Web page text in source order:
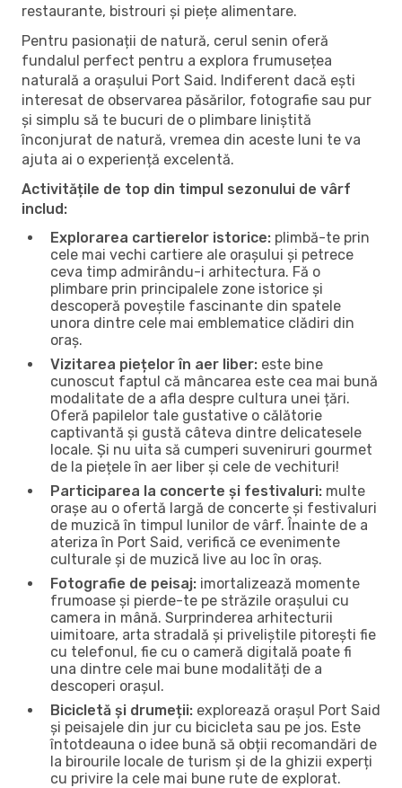
restaurante, bistrouri și piețe alimentare.
Pentru pasionații de natură, cerul senin oferă
fundalul perfect pentru a explora frumusețea
naturală a orașului Port Said. Indiferent dacă ești
interesat de observarea păsărilor, fotografie sau pur
și simplu să te bucuri de o plimbare liniștită
înconjurat de natură, vremea din aceste luni te va
ajuta ai o experiență excelentă.
Activitățile de top din timpul sezonului de vârf
includ:
Explorarea cartierelor istorice: plimbă-te prin
cele mai vechi cartiere ale orașului și petrece
ceva timp admirându-i arhitectura. Fă o
plimbare prin principalele zone istorice și
descoperă poveștile fascinante din spatele
unora dintre cele mai emblematice clădiri din
oraș.
Vizitarea piețelor în aer liber: este bine
cunoscut faptul că mâncarea este cea mai bună
modalitate de a afla despre cultura unei țări.
Oferă papilelor tale gustative o călătorie
captivantă și gustă câteva dintre delicatesele
locale. Și nu uita să cumperi suveniruri gourmet
de la piețele în aer liber și cele de vechituri!
Participarea la concerte și festivaluri: multe
orașe au o ofertă largă de concerte și festivaluri
de muzică în timpul lunilor de vârf. Înainte de a
ateriza în Port Said, verifică ce evenimente
culturale și de muzică live au loc în oraș.
Fotografie de peisaj: imortalizează momente
frumoase și pierde-te pe străzile orașului cu
camera in mână. Surprinderea arhitecturii
uimitoare, arta stradală și priveliștile pitorești fie
cu telefonul, fie cu o cameră digitală poate fi
una dintre cele mai bune modalități de a
descoperi orașul.
Bicicletă și drumeții: explorează orașul Port Said
și peisajele din jur cu bicicleta sau pe jos. Este
întotdeauna o idee bună să obții recomandări de
la birourile locale de turism și de la ghizii experți
cu privire la cele mai bune rute de explorat.